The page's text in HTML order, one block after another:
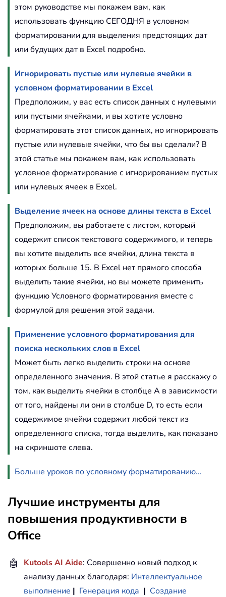
этом руководстве мы покажем вам, как
использовать функцию СЕГОДНЯ в условном
форматировании для выделения предстоящих дат
или будущих дат в Excel подробно.
Игнорировать пустые или нулевые ячейки в
условном форматировании в Excel
Предположим, у вас есть список данных с нулевыми
или пустыми ячейками, и вы хотите условно
форматировать этот список данных, но игнорировать
пустые или нулевые ячейки, что бы вы сделали? В
этой статье мы покажем вам, как использовать
условное форматирование с игнорированием пустых
или нулевых ячеек в Excel.
Выделение ячеек на основе длины текста в Excel
Предположим, вы работаете с листом, который
содержит список текстового содержимого, и теперь
вы хотите выделить все ячейки, длина текста в
которых больше 15. В Excel нет прямого способа
выделить такие ячейки, но вы можете применить
функцию Условного форматирования вместе с
формулой для решения этой задачи.
Применение условного форматирования для
поиска нескольких слов в Excel
Может быть легко выделить строки на основе
определенного значения. В этой статье я расскажу о
том, как выделить ячейки в столбце A в зависимости
от того, найдены ли они в столбце D, то есть если
содержимое ячейки содержит любой текст из
определенного списка, тогда выделить, как показано
на скриншоте слева.
Больше уроков по условному форматированию…
Лучшие инструменты для
повышения продуктивности в
Office
🤖 Kutools AI Aide: Совершенно новый подход к
анализу данных благодаря: Интеллектуальное
выполнение | Генерация кода | Создание